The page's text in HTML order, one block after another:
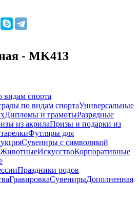
- MK413
видам спорта
по видам спортаУниверсальные
Дипломы и грамотыРазрядные
из акрилаПризы и подарки из
Футляры для
Сувениры с символикой
ЖивотныеИскусствоКорпоративные
Праздники родов
ГравировкаСувенирыДополненная